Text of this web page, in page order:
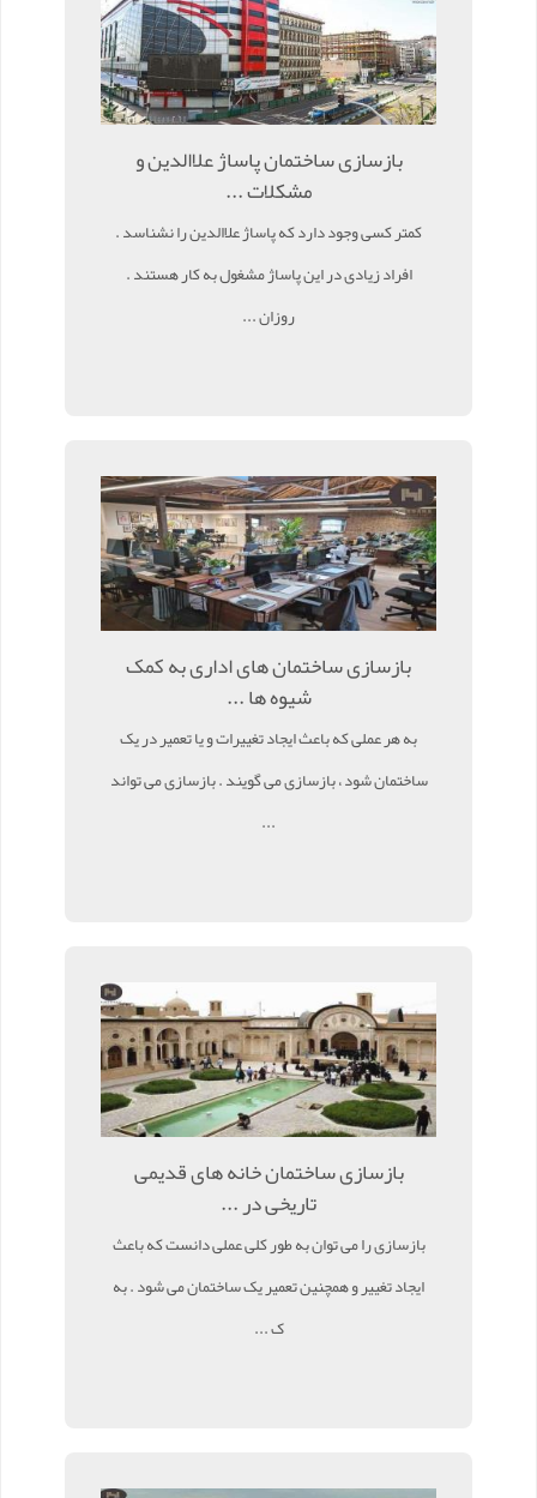
بازسازی ساختمان پاساژ علاالدین و
مشکلات ...
کمتر کسی وجود دارد که پاساژ علاالدین را نشناسد .
افراد زیادی در این پاساژ مشغول به کار هستند .
روزان ...
بازسازی ساختمان های اداری به کمک
شیوه ها ...
به هر عملی که باعث ایجاد تغییرات و یا تعمیر در یک
ساختمان شود ، بازسازی می گویند . بازسازی می تواند
...
بازسازی ساختمان خانه های قدیمی
تاریخی در ...
بازسازی را می توان به طور کلی عملی دانست که باعث
ایجاد تغییر و همچنین تعمیر یک ساختمان می شود . به
ک ...